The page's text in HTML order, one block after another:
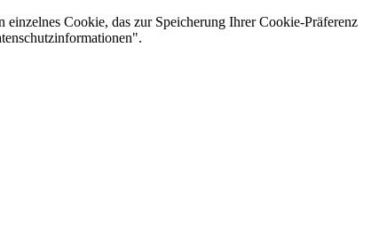
Cookie, das zur Speicherung Ihrer Cookie-Präferenz